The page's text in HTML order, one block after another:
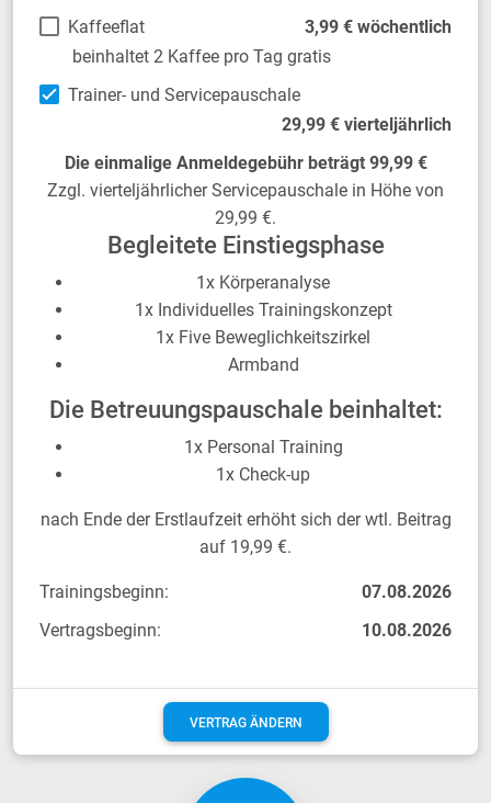
Kaffeeflat
3,99 € wöchentlich
beinhaltet 2 Kaffee pro Tag gratis
Trainer- und Servicepauschale
29,99 € vierteljährlich
Die einmalige Anmeldegebühr beträgt 99,99 €
Zzgl. vierteljährlicher Servicepauschale in Höhe von
29,99 €.
Begleitete Einstiegsphase
1x Körperanalyse
1x Individuelles Trainingskonzept
1x Five Beweglichkeitszirkel
Armband
Die Betreuungspauschale beinhaltet:
1x Personal Training
1x Check-up
nach Ende der Erstlaufzeit erhöht sich der wtl. Beitrag
auf 19,99 €.
Trainingsbeginn:
07.08.2026
Vertragsbeginn:
10.08.2026
VERTRAG ÄNDERN